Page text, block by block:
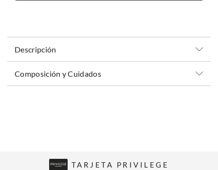
Descripción
Composición y Cuidados
TARJETA PRIVILEGE